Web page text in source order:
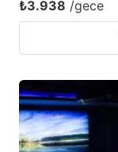
₺3.938 /gece